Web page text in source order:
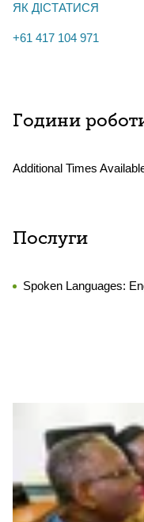
ЯК ДІСТАТИСЯ
+61 417 104 971
Години
Additional Times
Послуги
Spoken Languages: